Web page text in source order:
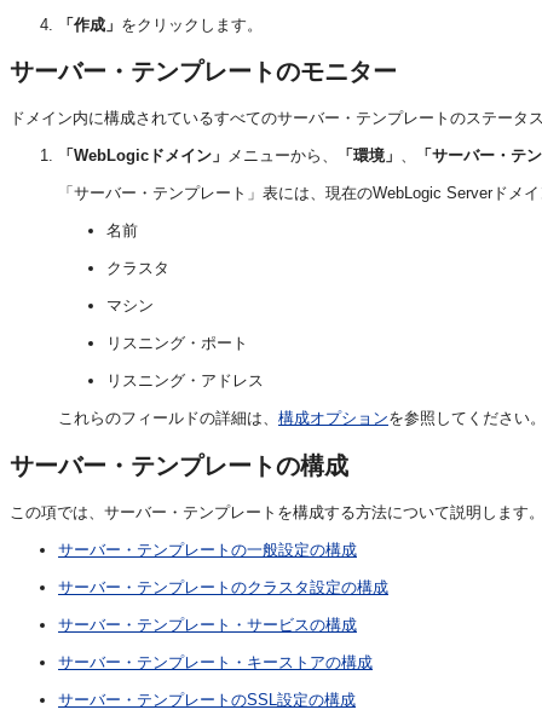
「作成」 をクリックします。
サーバー・テンプレートのモニター
ドメイン内に構成されているすべてのサーバー・テンプレートのステータ
「WebLogicドメイン」 メニューから、 「環境」 、 「サーバー・テ
「サーバー・テンプレート」表には、現在のWebLogic Serverド
名前
クラスタ
マシン
リスニング・ポート
リスニング・アドレス
これらのフィールドの詳細は、 構成オプションを参照してください
サーバー・テンプレートの構成
この項では、サーバー・テンプレートを構成する方法について説明します
サーバー・テンプレートの一般設定の構成
サーバー・テンプレートのクラスタ設定の構成
サーバー・テンプレート・サービスの構成
サーバー・テンプレート・キーストアの構成
サーバー・テンプレートのSSL設定の構成